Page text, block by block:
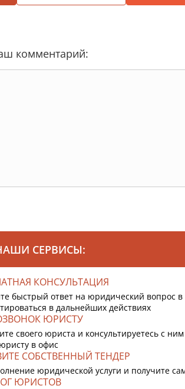
комментарий:
СЕРВИСЫ:
КОНСУЛЬТАЦИЯ
быстрый ответ на юридический вопрос
в дальнейших действиях
ЮРИСТУ
своего юриста и консультируетесь с
в офис
СОБСТВЕННЫЙ ТЕНДЕР
юридической услуги и получите
ЮРИСТОВ